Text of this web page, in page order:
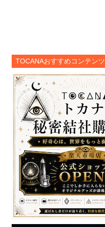
TOCANAおすすめコンテンツ